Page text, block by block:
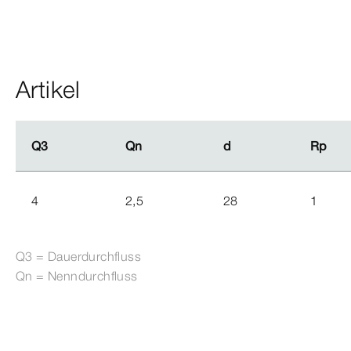
Artikel
Q3 Qn d Rp
Q3 Qn d Rp
4 2,5 28 1
Q3 = Dauerdurchfluss
Qn = Nenndurchfluss